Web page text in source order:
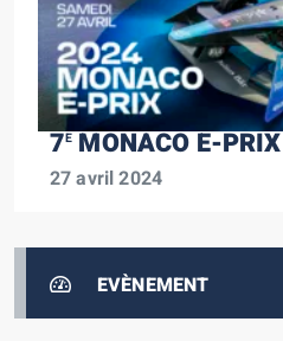
7EMONACO E-PRIX
27 avril 2024
EVÈNEMENT